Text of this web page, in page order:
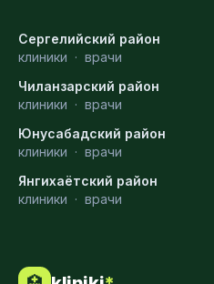
Сергелийский район
клиники · врачи
Чиланзарский район
клиники · врачи
Юнусабадский район
клиники · врачи
Янгихаётский район
клиники · врачи